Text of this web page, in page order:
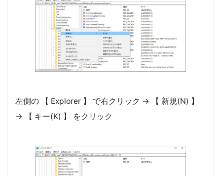
左側の 【 Explorer 】 で右クリック → 【 新規(N) 】
→ 【 キー(K) 】 をクリック